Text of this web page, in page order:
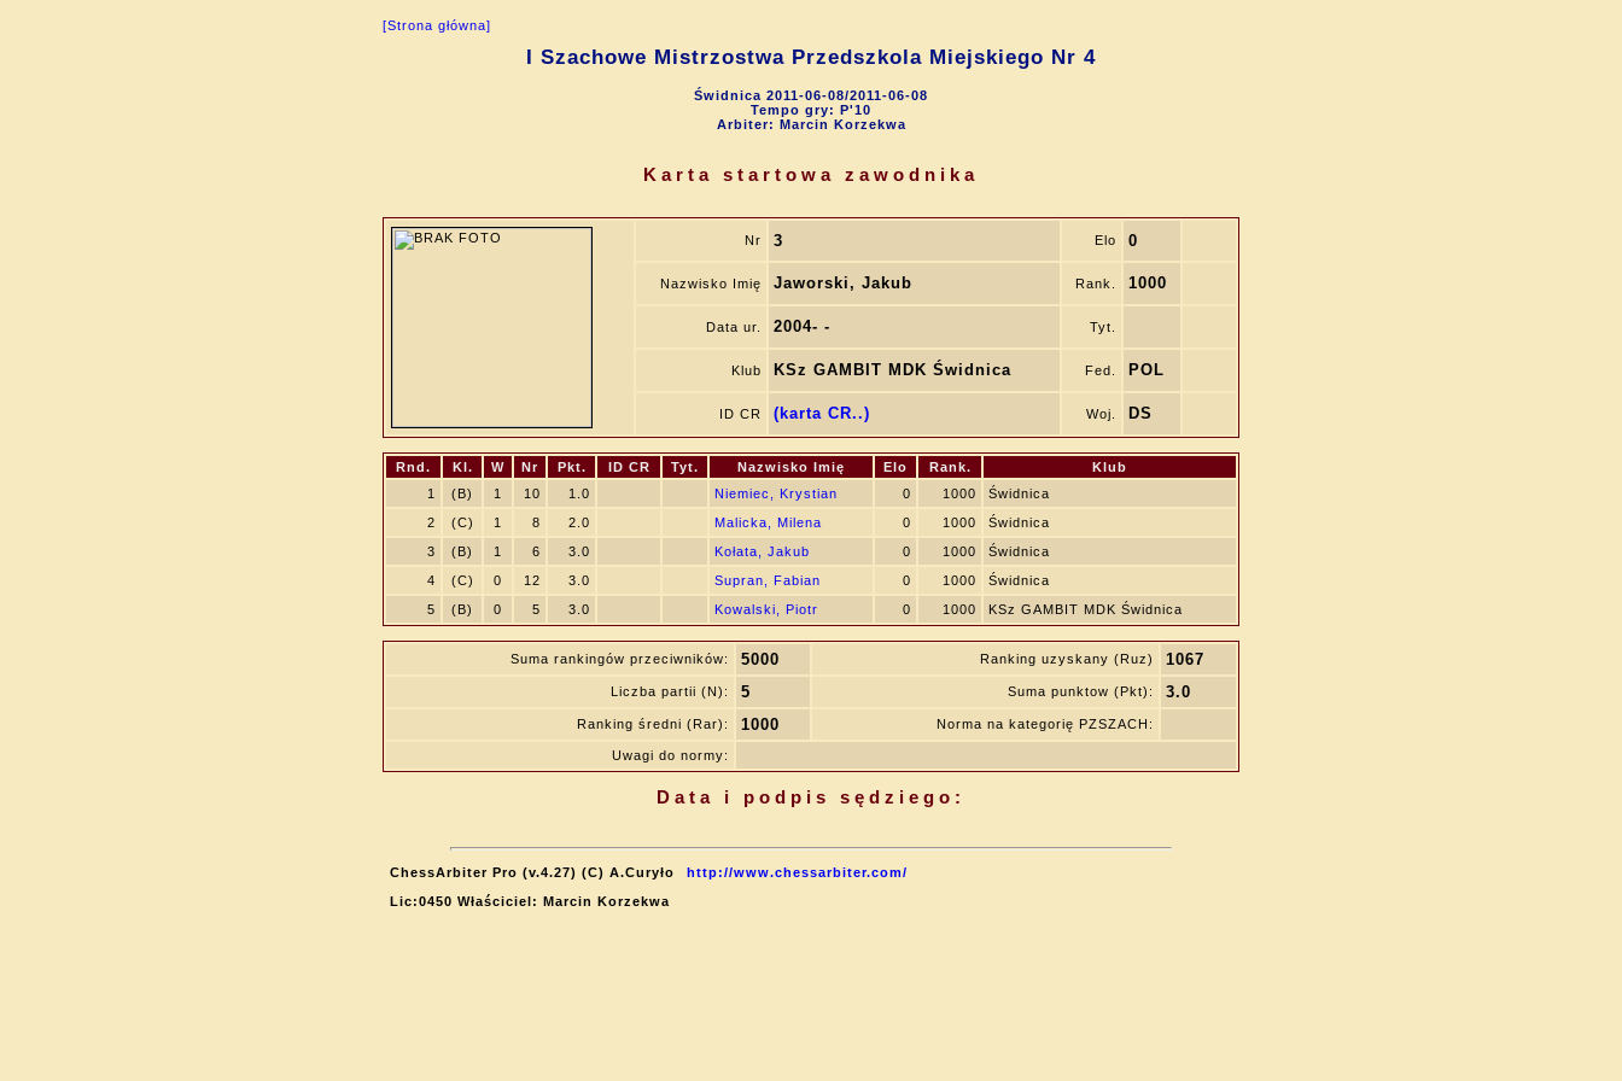
[Strona główna]
I Szachowe Mistrzostwa Przedszkola Miejskiego Nr 4
Świdnica 2011-06-08/2011-06-08
Tempo gry: P'10
Arbiter: Marcin Korzekwa
Karta startowa zawodnika
Nr 3 Elo 0
Nazwisko Imię Jaworski, Jakub Rank. 1000
Data ur. 2004- - Tyt.
Klub KSz GAMBIT MDK Świdnica Fed. POL
ID CR (karta CR..) Woj. DS
Rnd. Kl. W Nr Pkt. ID CR Tyt. Nazwisko Imię Elo Rank.
Klub
1
(B) 1 10 1.0 Niemiec, Krystian 0 1000
Świdnica
2
(C) 1 8 2.0 Malicka, Milena 0 1000
Świdnica
3
(B) 1 6 3.0 Kołata, Jakub 0 1000
Świdnica
4
(C) 0 12 3.0 Supran, Fabian 0 1000
Świdnica
5
(B) 0 5 3.0 Kowalski, Piotr 0 1000 KSz GAMBIT MDK Świdnica
Suma rankingów przeciwników: 5000 Ranking uzyskany (Ruz) 1067
Liczba partii (N): 5 Suma punktow (Pkt): 3.0
Ranking średni (Rar): 1000 Norma na kategorię PZSZACH:
Uwagi do normy:
Data i podpis sędziego:
ChessArbiter Pro (v.4.27) (C) A.Curyło
http://www.chessarbiter.com/
Lic:0450 Właściciel: Marcin Korzekwa